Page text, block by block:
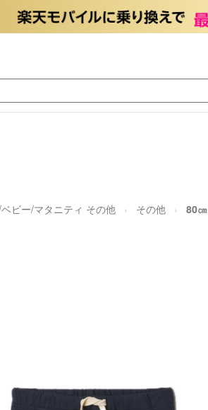
ビー/マタニティ その他 その他 80㎝